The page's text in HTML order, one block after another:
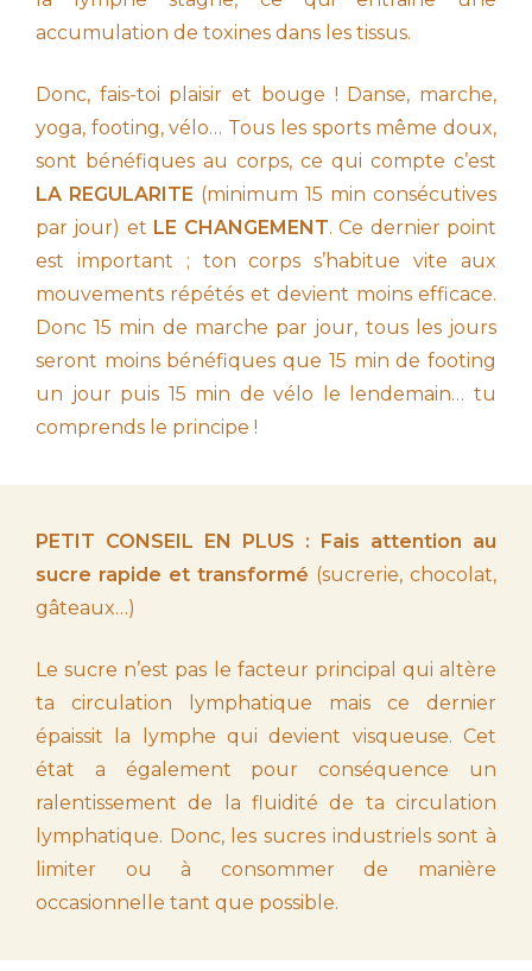
accumulation de toxines dans les tissus.
Donc, fais-toi plaisir et bouge ! Danse, marche,
yoga, footing, vélo… Tous les sports même doux,
sont bénéfiques au corps, ce qui compte c’est
LA REGULARITE (minimum 15 min consécutives
par jour) et LE CHANGEMENT. Ce dernier point
est important ; ton corps s’habitue vite aux
mouvements répétés et devient moins efficace.
Donc 15 min de marche par jour, tous les jours
seront moins bénéfiques que 15 min de footing
un jour puis 15 min de vélo le lendemain… tu
comprends le principe !
PETIT CONSEIL EN PLUS : Fais attention au
sucre rapide et transformé (sucrerie, chocolat,
gâteaux…)
Le sucre n’est pas le facteur principal qui altère
ta circulation lymphatique mais ce dernier
épaissit la lymphe qui devient visqueuse. Cet
état a également pour conséquence un
ralentissement de la fluidité de ta circulation
lymphatique. Donc, les sucres industriels sont à
limiter ou à consommer de manière
occasionnelle tant que possible.